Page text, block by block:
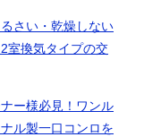
さい・乾燥しない
室換気タイプの交
ー様必見！ワンル
ル製一口コンロを